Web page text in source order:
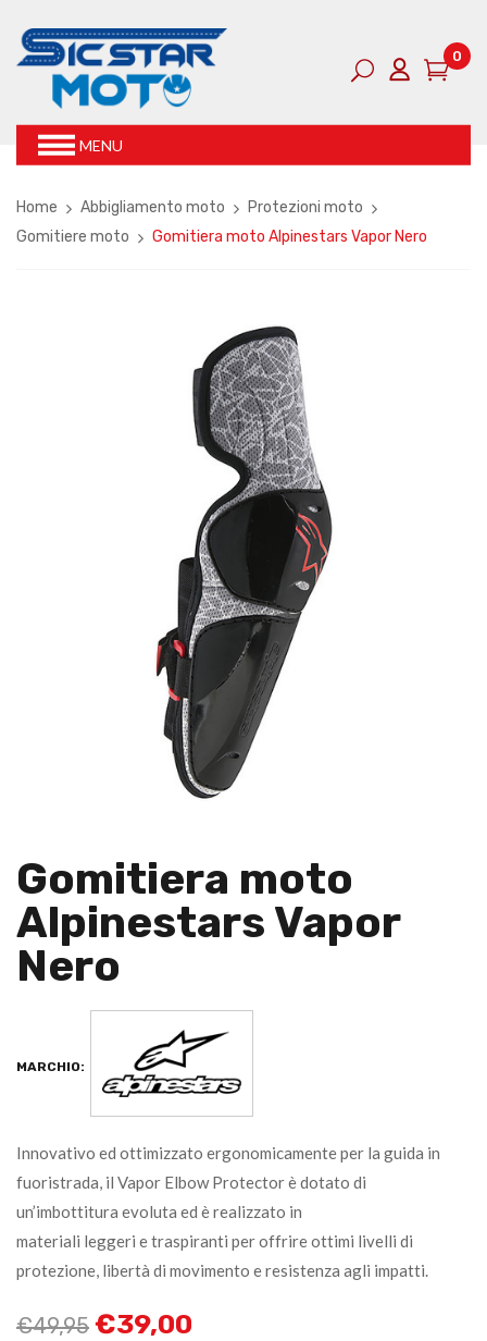
0
MENU
Home Abbigliamento moto
Protezioni moto
Gomitiere moto
Gomitiera moto Alpinestars Vapor Nero
Gomitiera moto
Alpinestars Vapor
Nero
MARCHIO:
Innovativo ed ottimizzato ergonomicamente per la guida in
fuoristrada, il Vapor Elbow Protector è dotato di
un’imbottitura evoluta ed è realizzato in
materiali leggeri e traspiranti per offrire ottimi livelli di
protezione, libertà di movimento e resistenza agli impatti.
€49,95 €39,00